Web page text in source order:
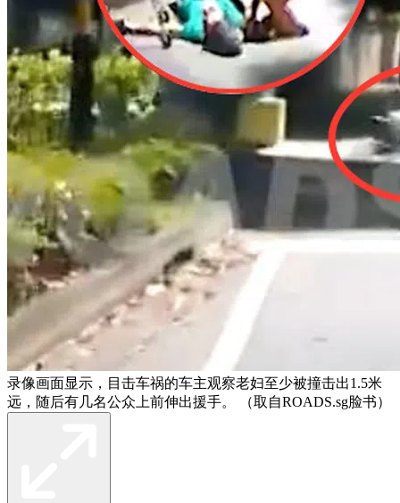
录像画面显示，目击车祸的车主观察老妇至少被撞击出1.5米
远，随后有几名公众上前伸出援手。 （取自ROADS.sg脸书）